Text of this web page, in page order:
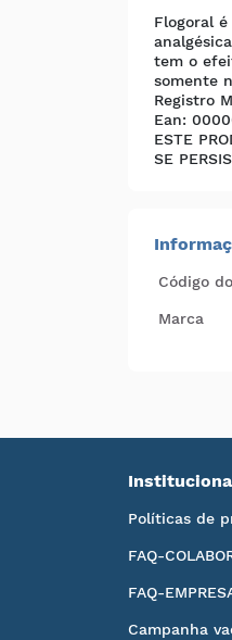
Flogoral
tem o
somente
Registro
Ean:
ESTE
SE
Código
Marca
Políticas de
FAQ-
FAQ-
Campanha